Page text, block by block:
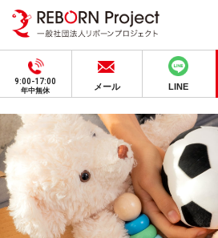
9:00-17:00
年中無休 メール LINE